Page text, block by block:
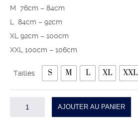
M 76cm – 84cm
L 84cm – 92cm
XL 92cm – 100cm
XXL 100cm – 106cm
Tailles S M L XL XXL
quantité
AJOUTER AU PANIER